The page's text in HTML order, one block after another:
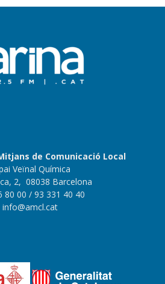
de Comunicació Local
Veïnal Química
2, 08038 Barcelona
80 00 / 93 331 40 40
info@amcl.cat